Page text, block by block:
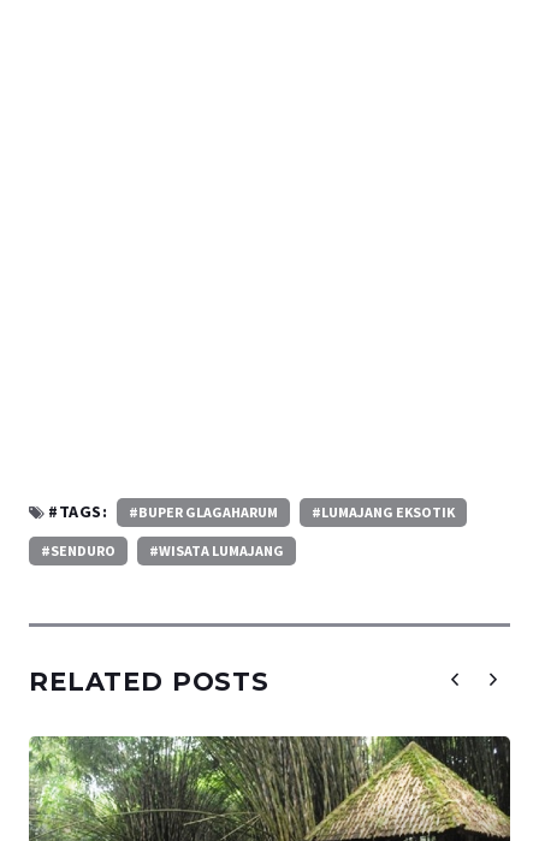
#TAGS: #BUPER GLAGAHARUM #LUMAJANG EKSOTIK
#SENDURO #WISATA LUMAJANG
RELATED POSTS